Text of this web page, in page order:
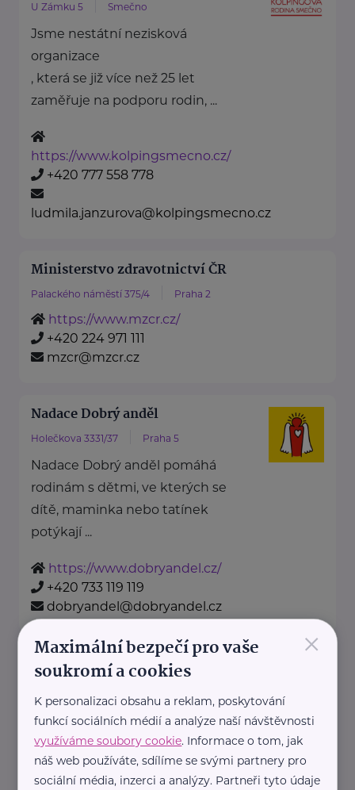
U Zámku 5 Smečno
Jsme nestátní nezisková
organizace
, která se již více než 25 let
zaměřuje na podporu rodin, ...
https://www.kolpingsmecno.cz/
+420 777 558 778
ludmila.janzurova@kolpingsmecno.cz
Ministerstvo zdravotnictví ČR
Palackého náměstí 375/4 Praha 2
https://www.mzcr.cz/
+420 224 971 111
mzcr@mzcr.cz
Nadace Dobrý anděl
Holečkova 3331/37 Praha 5
Nadace Dobrý anděl pomáhá
rodinám s dětmi, ve kterých se
dítě, maminka nebo tatínek
potýkají ...
https://www.dobryandel.cz/
+420 733 119 119
dobryandel@dobryandel.cz
Nadační fond Spolu s odvahou
Nadační fond Spolu s odvahou
je nezisková organizace, jejímž
posláním je podporovat duševní
zdraví dětí ...
×
Maximální bezpečí pro vaše
soukromí a cookies
K personalizaci obsahu a reklam, poskytování
funkcí sociálních médií a analýze naší návštěvnosti
využíváme soubory cookie. Informace o tom, jak
náš web používáte, sdílíme se svými partnery pro
sociální média, inzerci a analýzy. Partneři tyto údaje